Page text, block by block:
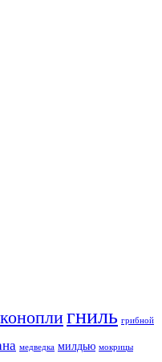
гниль грибной
медведка милдью мокрицы